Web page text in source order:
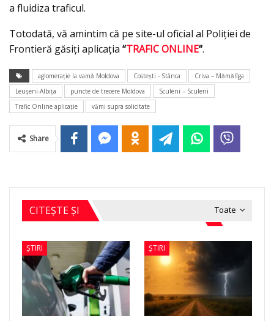
a fluidiza traficul.
Totodată, vă amintim că pe site-ul oficial al Poliției de
Frontieră găsiți aplicația “TRAFIC ONLINE“.
aglomeraţie la vamă Moldova Costeşti - Stânca
Criva – Mămălîga
Leuşeni-Albiţa
puncte de trecere Moldova
Sculeni – Sculeni
Trafic Online aplicaţie
vămi supra solicitate
Share
Toate
CITEȘTE ȘI
ȘTIRI ȘTIRI